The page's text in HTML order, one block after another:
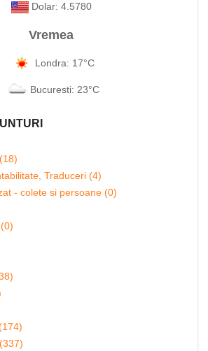
Dolar: 4.5780
Vremea
Londra: 17°C
Bucuresti: 23°C
Traduceri (4)
- colete si persoane (0)